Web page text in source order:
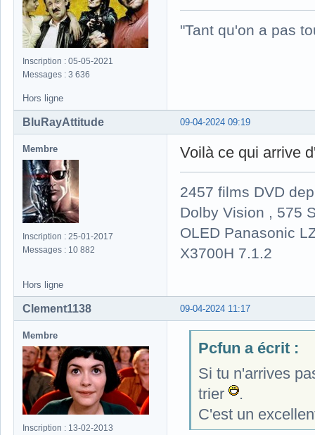
Inscription : 05-05-2021
Messages : 3 636
"Tant qu'on a pas
Hors ligne
09-04-2024 09:19
BluRayAttitude
Membre
Inscription : 25-01-2017
Messages : 10 882
Voilà ce qui arrive
2457 films DVD
Dolby Vision , 575
OLED Panasonic
X3700H 7.1.2
Hors ligne
09-04-2024 11:17
Clement1138
Membre
Inscription : 13-02-2013
Pcfun a écrit :
Si tu n'arrives
trier
.
C'est un